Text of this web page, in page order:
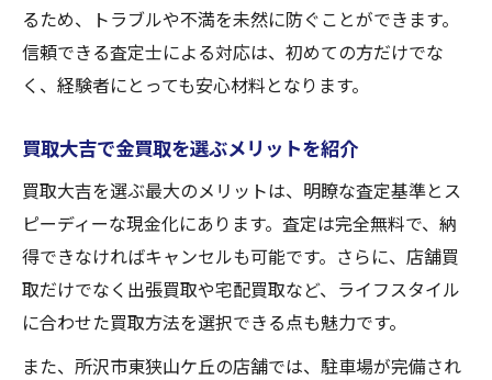
るため、トラブルや不満を未然に防ぐことができます。
信頼できる査定士による対応は、初めての方だけでな
く、経験者にとっても安心材料となります。
買取大吉で金買取を選ぶメリットを紹介
買取大吉を選ぶ最大のメリットは、明瞭な査定基準とス
ピーディーな現金化にあります。査定は完全無料で、納
得できなければキャンセルも可能です。さらに、店舗買
取だけでなく出張買取や宅配買取など、ライフスタイル
に合わせた買取方法を選択できる点も魅力です。
また、所沢市東狭山ケ丘の店舗では、駐車場が完備され